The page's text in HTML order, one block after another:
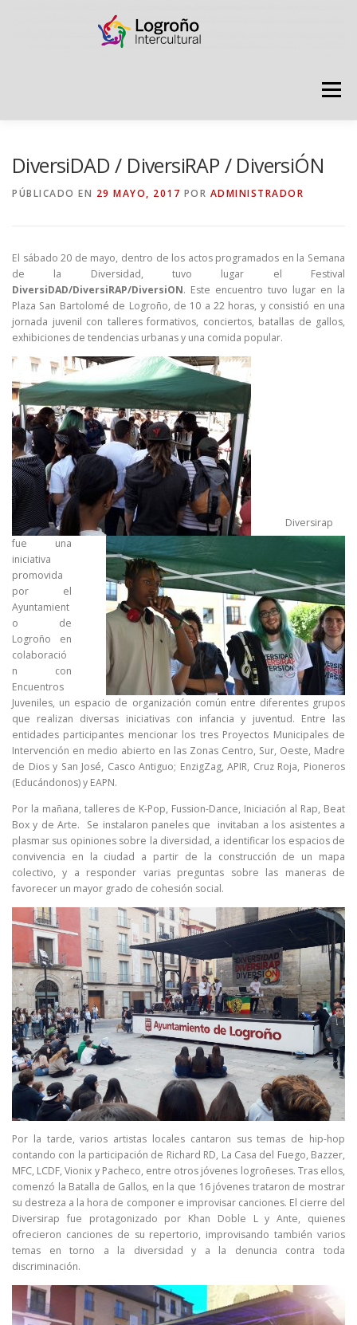
Menú
GRADÚATE EN CONVIVENCIA CAMPAÑAS
RECURSOS PUNTO DE ACOGIDA
DiversiDAD / DiversiRAP / DiversiÓN
PÚBLICADO EN 29 MAYO, 2017 POR ADMINISTRADOR
El sábado 20 de mayo, dentro de los actos programados en la Semana
de la Diversidad, tuvo lugar el Festival
DiversiDAD/DiversiRAP/DiversiON. Este encuentro tuvo lugar en la
Plaza San Bartolomé de Logroño, de 10 a 22 horas, y consistió en una
jornada juvenil con talleres formativos, conciertos, batallas de gallos,
exhibiciones de tendencias urbanas y una comida popular.
Diversirap
fue una
iniciativa
promovida
por el
Ayuntamient
o de
Logroño en
colaboració
n con
Encuentros
Juveniles, un espacio de organización común entre diferentes grupos
que realizan diversas iniciativas con infancia y juventud. Entre las
entidades participantes mencionar los tres Proyectos Municipales de
Intervención en medio abierto en las Zonas Centro, Sur, Oeste, Madre
de Dios y San José, Casco Antiguo; EnzigZag, APIR, Cruz Roja, Pioneros
(Educándonos) y EAPN.
Por la mañana, talleres de K-Pop, Fussion-Dance, Iniciación al Rap, Beat
Box y de Arte. Se instalaron paneles que invitaban a los asistentes a
plasmar sus opiniones sobre la diversidad, a identificar los espacios de
convivencia en la ciudad a partir de la construcción de un mapa
colectivo, y a responder varias preguntas sobre las maneras de
favorecer un mayor grado de cohesión social.
Por la tarde, varios artistas locales cantaron sus temas de hip-hop
contando con la participación de Richard RD, La Casa del Fuego, Bazzer,
MFC, LCDF, Vionix y Pacheco, entre otros jóvenes logroñeses. Tras ellos,
comenzó la Batalla de Gallos, en la que 16 jóvenes trataron de mostrar
su destreza a la hora de componer e improvisar canciones. El cierre del
Diversirap fue protagonizado por Khan Doble L y Ante, quienes
ofrecieron canciones de su repertorio, improvisando también varios
temas en torno a la diversidad y a la denuncia contra toda
discriminación.